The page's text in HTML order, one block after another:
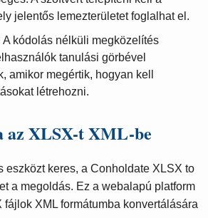
jelentős lemezterületet foglalhat el.
A kódolás nélküli megközelítés
tanulási görbével
amikor megértik, hogyan kell
létrehozni.
az XLSX-t XML-be
eszközt keres, a Conholdate XLSX to
a megoldás. Ez a webalapú platform
fájlok XML formátumba konvertálására